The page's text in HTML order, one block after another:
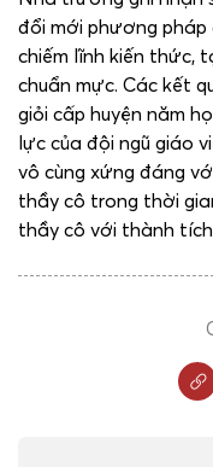
đổi mới phương
chiếm lĩnh kiến thức,
chuẩn mực. Các kết
giỏi cấp huyện năm
lực của đội ngũ giáo
vô cùng xứng đáng
thầy cô trong thời
thầy cô với thành